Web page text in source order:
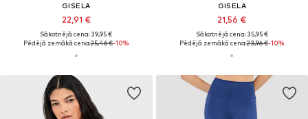
GISELA
22,91 €
Sākotnējā cena: 39,95 €
Pēdējā zemākā cena:25,46 €-10%
GISELA
21,56 €
Sākotnējā cena: 35,95 €
Pēdējā zemākā cena:23,96 €-10%